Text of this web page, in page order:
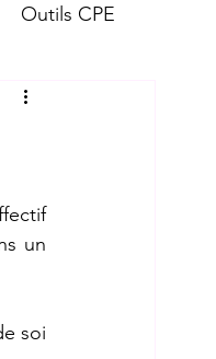
Outils CPE
un
soi